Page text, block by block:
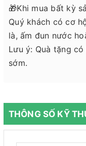
🎁Khi mua bất kỳ
Quý khách có cơ
là, ấm đun nước
Lưu ý: Quà tặng
sớm.
THÔNG SỐ KỸ